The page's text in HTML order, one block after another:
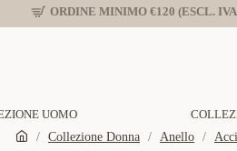
ORDINE MINIMO €120 (ESCL.
UOMO
Collezione Donna
Anello